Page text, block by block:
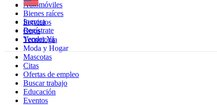
Ingresa
Regístrate
Vender Ya
Automóviles
Bienes raíces
Servicios
Otros
Tecnología
Moda y Hogar
Mascotas
Citas
Ofertas de empleo
Buscar trabajo
Educación
Eventos